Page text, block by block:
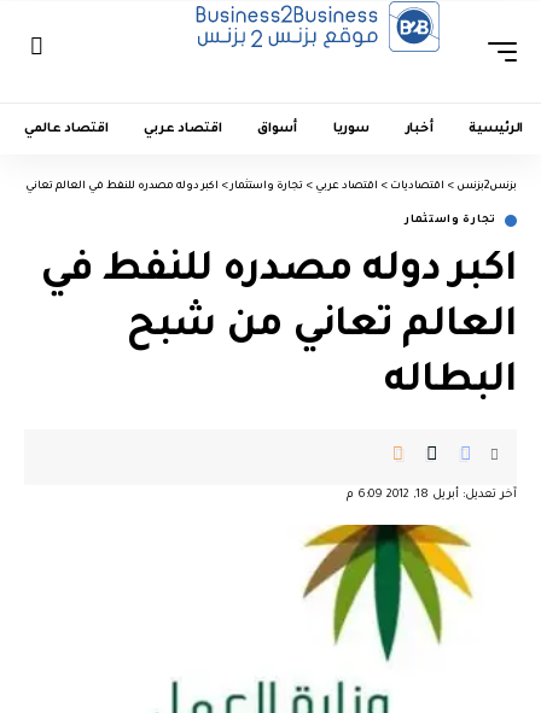
الرئيسية أخبار سوريا أسواق اقتصاد عربي اقتصاد عالمي
بزنس2بزنس > اقتصاديات > اقتصاد عربي > تجارة واستثمار > اكبر دوله مصدره للنفط في العالم تعاني من
تجارة واستثمار
اكبر دوله مصدره للنفط في
العالم تعاني من شبح
البطاله
آخر تعديل: أبريل 18, 2012 6:09 م